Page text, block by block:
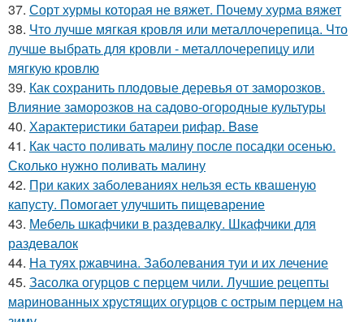
37. Сорт хурмы которая не вяжет. Почему хурма вяжет
38. Что лучше мягкая кровля или металлочерепица. Что
лучше выбрать для кровли - металлочерепицу или
мягкую кровлю
39. Как сохранить плодовые деревья от заморозков.
Влияние заморозков на садово-огородные культуры
40. Характеристики батареи рифар. Base
41. Как часто поливать малину после посадки осенью.
Сколько нужно поливать малину
42. При каких заболеваниях нельзя есть квашеную
капусту. Помогает улучшить пищеварение
43. Мебель шкафчики в раздевалку. Шкафчики для
раздевалок
44. На туях ржавчина. Заболевания туи и их лечение
45. Засолка огурцов с перцем чили. Лучшие рецепты
маринованных хрустящих огурцов с острым перцем на